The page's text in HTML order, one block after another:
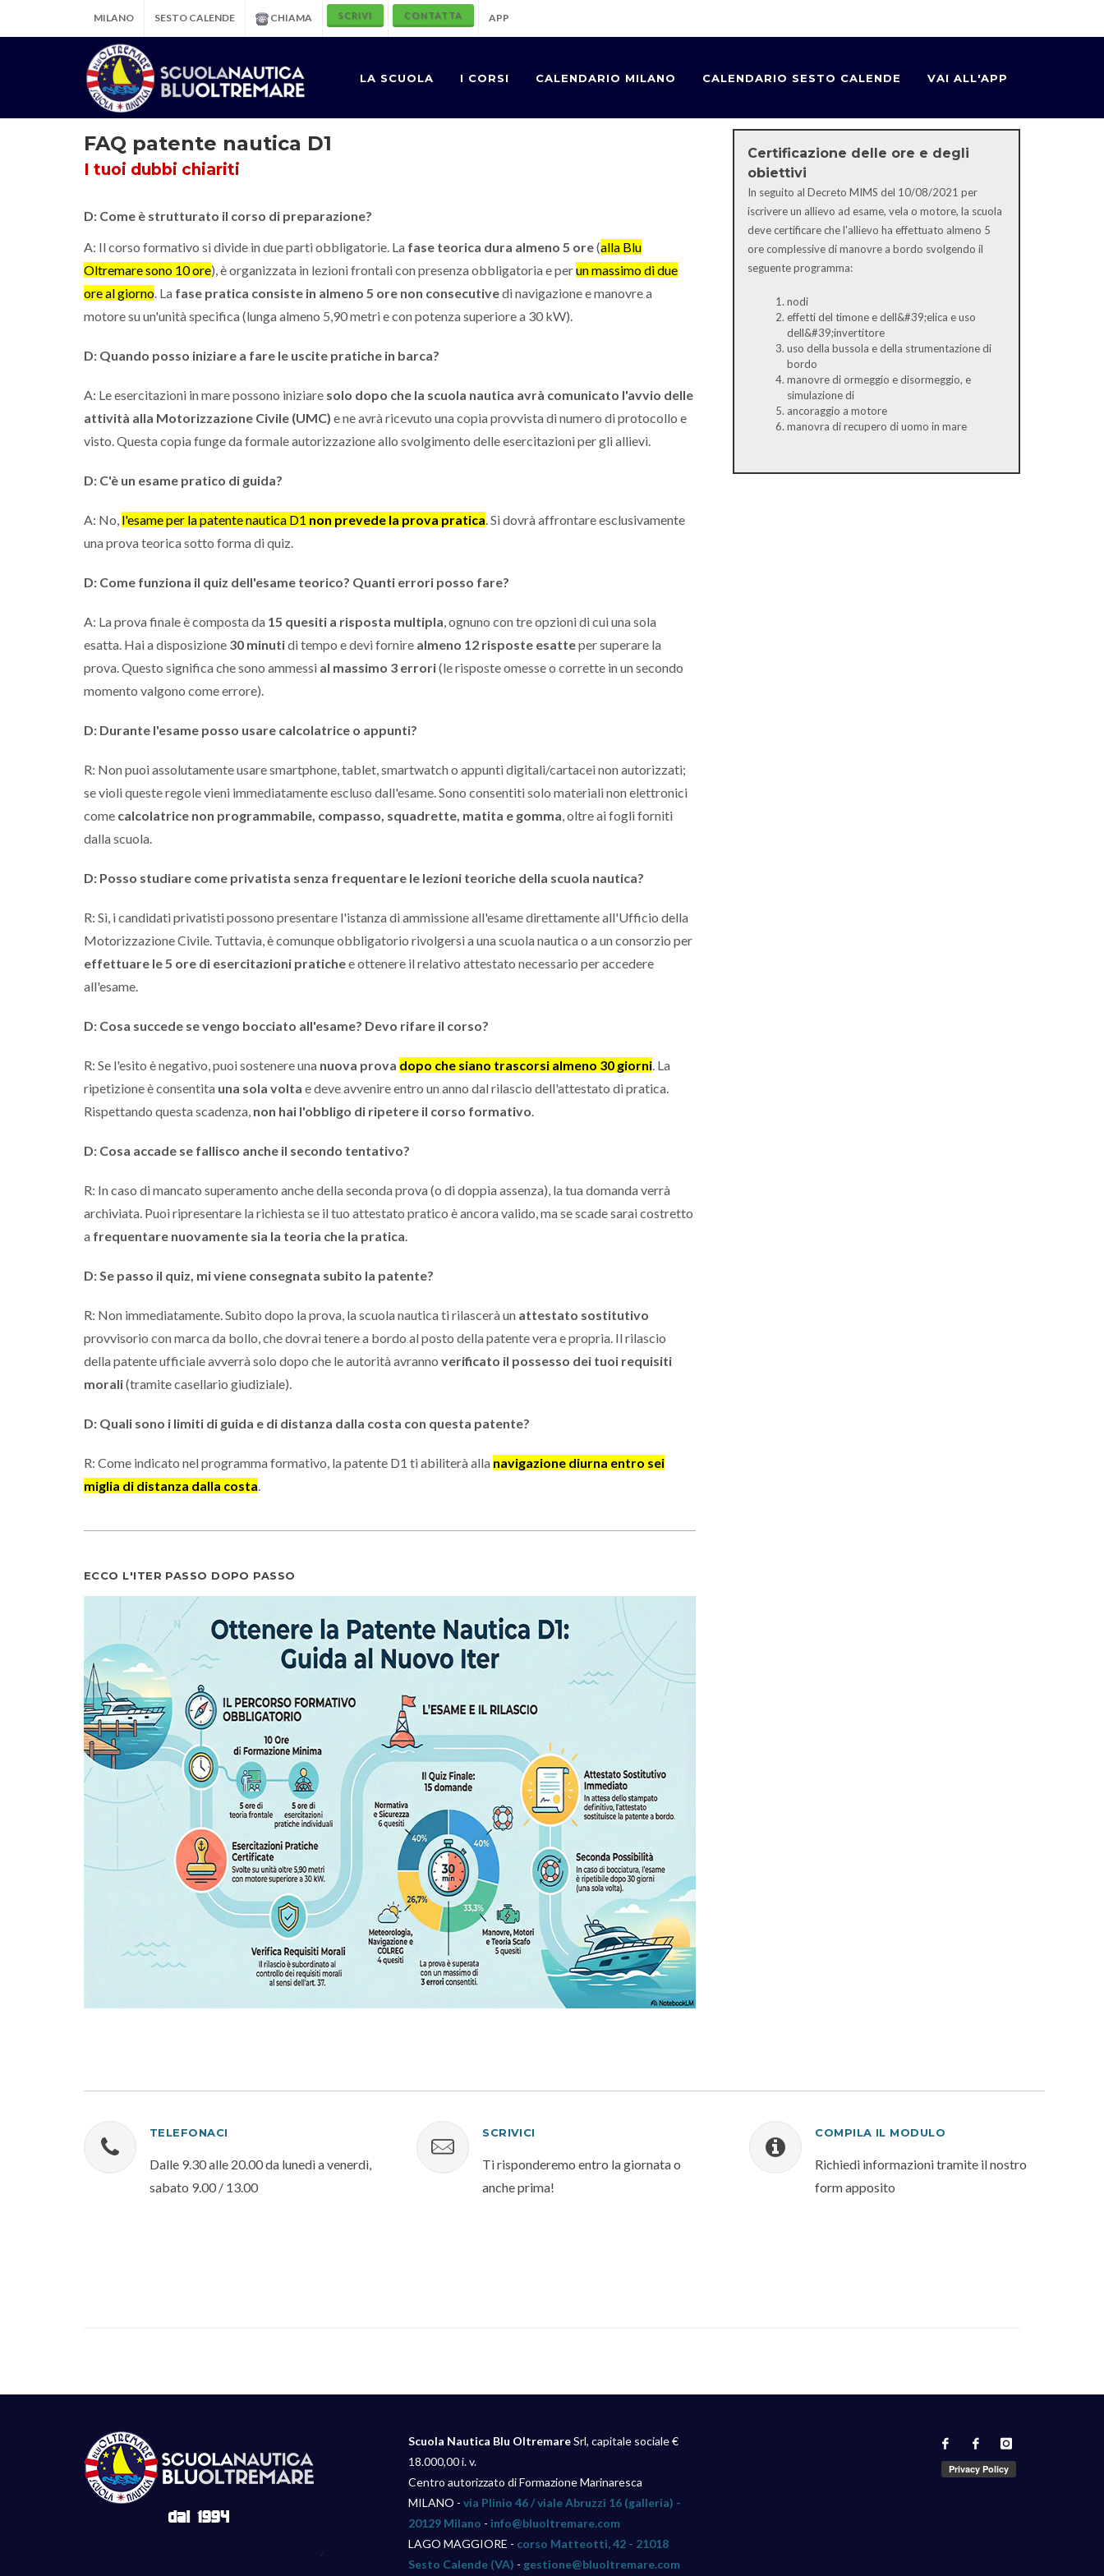
MILANO SESTO CALENDE CHIAMA SCRIVI CONTATTA APP
LA SCUOLA I CORSI CALENDARIO MILANO CALENDARIO SESTO CALENDE VAI ALL'APP
FAQ patente nautica D1
I tuoi dubbi chiariti
D: Come è strutturato il corso di preparazione?
A: Il corso formativo si divide in due parti obbligatorie. La fase teorica dura almeno 5 ore(alla Blu
Oltremare sono 10 ore), è organizzata in lezioni frontali con presenza obbligatoria e perun massimo di due
ore al giorno. La fase pratica consiste in almeno 5 ore non consecutivedi navigazione e manovre a
motore su un'unità specifica (lunga almeno 5,90 metri e con potenza superiore a 30 kW).
D: Quando posso iniziare a fare le uscite pratiche in barca?
A: Le esercitazioni in mare possono iniziare solo dopo che la scuola nautica avrà comunicato l'avvio delle
attività alla Motorizzazione Civile (UMC) e ne avrà ricevuto una copia provvista di numero di protocollo e
visto. Questa copia funge da formale autorizzazione allo svolgimento delle esercitazioni per gli allievi.
D: C'è un esame pratico di guida?
A: No, l'esame per la patente nautica D1 non prevede la prova pratica. Si dovrà affrontare esclusivamente
una prova teorica sotto forma di quiz.
D: Come funziona il quiz dell'esame teorico? Quanti errori posso fare?
A: La prova finale è composta da 15 quesiti a risposta multipla, ognuno con tre opzioni di cui una sola
esatta. Hai a disposizione 30 minutidi tempo e devi fornire almeno 12 risposte esatteper superare la
prova. Questo significa che sono ammessi al massimo 3 errori(le risposte omesse o corrette in un secondo
momento valgono come errore).
D: Durante l'esame posso usare calcolatrice o appunti?
R: Non puoi assolutamente usare smartphone, tablet, smartwatch o appunti digitali/cartacei non autorizzati;
se violi queste regole vieni immediatamente escluso dall'esame. Sono consentiti solo materiali non elettronici
come calcolatrice non programmabile, compasso, squadrette, matita e gomma, oltre ai fogli forniti
dalla scuola.
D: Posso studiare come privatista senza frequentare le lezioni teoriche della scuola nautica?
R: Sì, i candidati privatisti possono presentare l'istanza di ammissione all'esame direttamente all'Ufficio della
Motorizzazione Civile. Tuttavia, è comunque obbligatorio rivolgersi a una scuola nautica o a un consorzio per
effettuare le 5 ore di esercitazioni pratichee ottenere il relativo attestato necessario per accedere
all'esame.
D: Cosa succede se vengo bocciato all'esame? Devo rifare il corso?
R: Se l'esito è negativo, puoi sostenere una nuova prova dopo che siano trascorsi almeno 30 giorni. La
ripetizione è consentita una sola volta e deve avvenire entro un anno dal rilascio dell'attestato di pratica.
Rispettando questa scadenza, non hai l'obbligo di ripetere il corso formativo.
D: Cosa accade se fallisco anche il secondo tentativo?
R: In caso di mancato superamento anche della seconda prova (o di doppia assenza), la tua domanda verrà
archiviata. Puoi ripresentare la richiesta se il tuo attestato pratico è ancora valido, ma se scade sarai costretto
a frequentare nuovamente sia la teoria che la pratica.
D: Se passo il quiz, mi viene consegnata subito la patente?
R: Non immediatamente. Subito dopo la prova, la scuola nautica ti rilascerà un attestato sostitutivo
provvisorio con marca da bollo, che dovrai tenere a bordo al posto della patente vera e propria. Il rilascio
della patente ufficiale avverrà solo dopo che le autorità avranno verificato il possesso dei tuoi requisiti
morali(tramite casellario giudiziale).
D: Quali sono i limiti di guida e di distanza dalla costa con questa patente?
R: Come indicato nel programma formativo, la patente D1 ti abiliterà alla navigazione diurna entro sei
miglia di distanza dalla costa.
ECCO L'ITER PASSO DOPO PASSO
TELEFONACI
Dalle 9.30 alle 20.00 da lunedì a venerdì,
sabato 9.00 / 13.00
SCRIVICI
Ti risponderemo entro la giornata o
anche prima!
COMPILA IL MODULO
Richiedi informazioni tramite il nostro
form apposito
Certificazione delle ore e degli
obiettivi
In seguito al Decreto MIMS del 10/08/2021 per
iscrivere un allievo ad esame, vela o motore, la scuola
deve certificare che l'allievo ha effettuato almeno 5
ore complessive di manovre a bordo svolgendo il
seguente programma:
nodi
effetti del timone e dell&#39;elica e uso
dell&#39;invertitore
uso della bussola e della strumentazione di
bordo
manovre di ormeggio e disormeggio, e
simulazione di
ancoraggio a motore
manovra di recupero di uomo in mare
Scuola Nautica Blu OltremareSrl, capitale sociale €
18.000,00 i. v.
Centro autorizzato di Formazione Marinaresca
MILANO - via Plinio 46 / viale Abruzzi 16 (galleria) -
20129 Milano - info@bluoltremare.com
LAGO MAGGIORE - corso Matteotti, 42 - 21018
Sesto Calende (VA) - gestione@bluoltremare.com